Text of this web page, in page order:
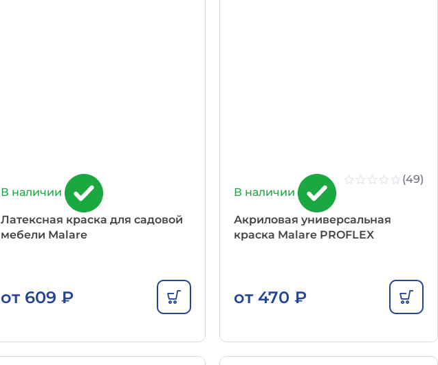
В наличии
Латексная краска для садовой
мебели Malare
от 609 ₽
В наличии
(49)
Акриловая универсальная
краска Malare PROFLEX
от 470 ₽